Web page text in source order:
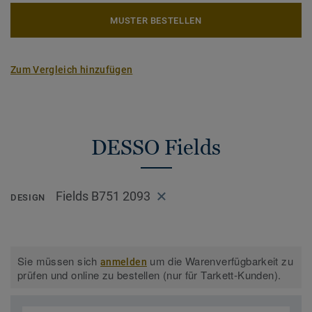
MUSTER BESTELLEN
Zum Vergleich hinzufügen
DESSO Fields
DESIGN Fields B751 2093
Sie müssen sichanmelden um die Warenverfügbarkeit zu
prüfen und online zu bestellen (nur für Tarkett-Kunden).